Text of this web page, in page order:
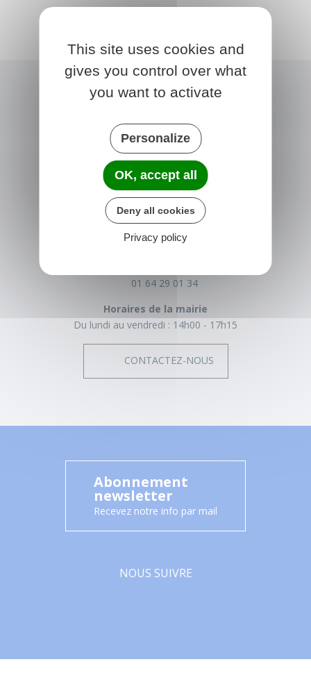
NONVILLE
Place de la Mairie
77140 nonville
01 64 29 01 34
Horaires de la mairie
Du lundi au vendredi : 14h00 - 17h15
CONTACTEZ-NOUS
Abonnement
newsletter
Recevez notre info par mail
NOUS SUIVRE
This site uses cookies and
gives you control over what
you want to activate
Personalize
OK, accept all
Deny all cookies
Privacy policy